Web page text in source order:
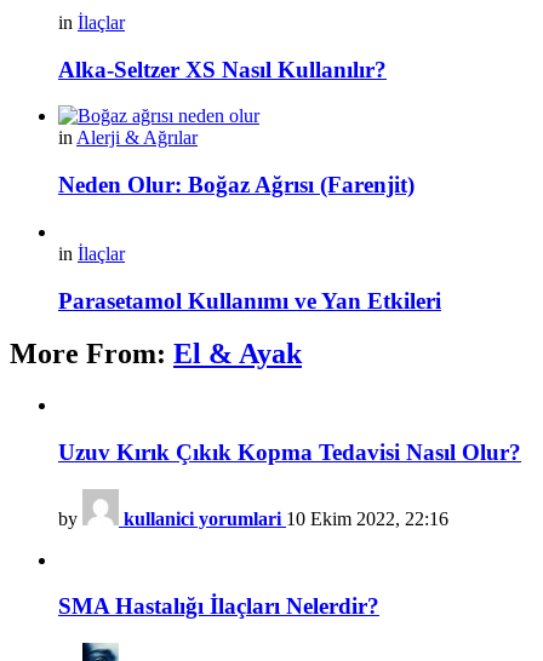
in İlaçlar
Alka-Seltzer XS Nasıl Kullanılır?
in Alerji & Ağrılar
Neden Olur: Boğaz Ağrısı (Farenjit)
in İlaçlar
Parasetamol Kullanımı ve Yan Etkileri
More From: El & Ayak
Uzuv Kırık Çıkık Kopma Tedavisi Nasıl Olur?
by kullanici yorumlari 10 Ekim 2022, 22:16
SMA Hastalığı İlaçları Nelerdir?